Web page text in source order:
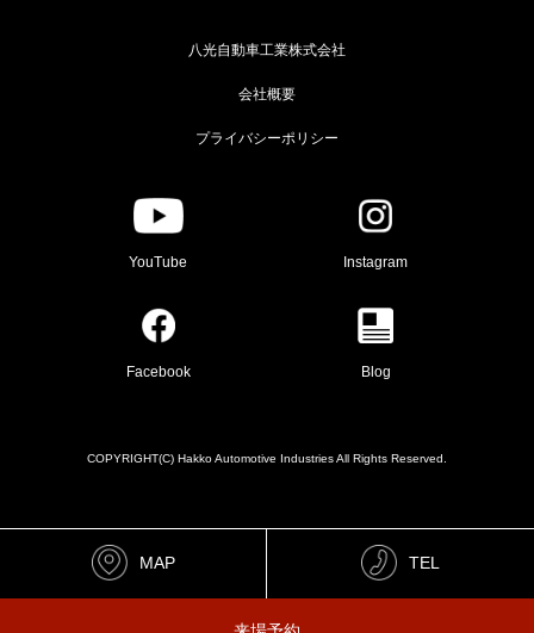
八光自動車工業株式会社
会社概要
プライバシーポリシー
YouTube Instagram
Facebook Blog
COPYRIGHT(C) Hakko Automotive Industries All Rights Reserved.
MAP TEL